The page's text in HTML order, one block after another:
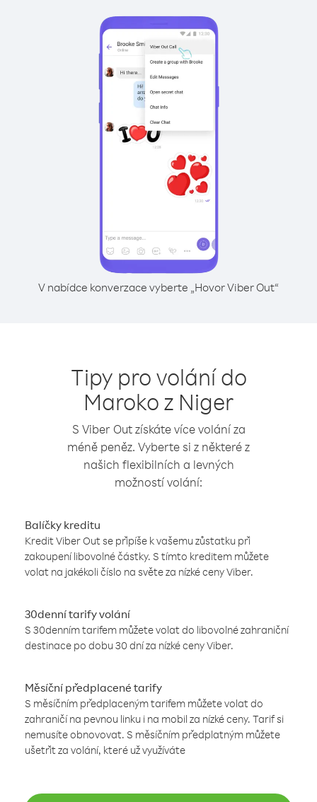
V nabídce konverzace vyberte „Hovor Viber Out“
Tipy pro volání do
Maroko z Niger
S Viber Out získáte více volání za
méně peněz. Vyberte si z některé z
našich flexibilních a levných
možností volání:
Balíčky kreditu
Kredit Viber Out se připíše k vašemu zůstatku při
zakoupení libovolné částky. S tímto kreditem můžete
volat na jakékoli číslo na světe za nízké ceny Viber.
30denní tarify volání
S 30denním tarifem můžete volat do libovolné zahraniční
destinace po dobu 30 dní za nízké ceny Viber.
Měsíční předplacené tarify
S měsíčním předplaceným tarifem můžete volat do
zahraničí na pevnou linku i na mobil za nízké ceny. Tarif si
nemusíte obnovovat. S měsíčním předplatným můžete
ušetřit za volání, které už využíváte